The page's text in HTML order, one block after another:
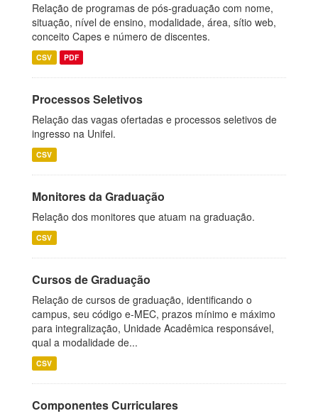
Relação de programas de pós-graduação com nome,
situação, nível de ensino, modalidade, área, sítio web,
conceito Capes e número de discentes.
CSV PDF
Processos Seletivos
Relação das vagas ofertadas e processos seletivos de
ingresso na Unifei.
CSV
Monitores da Graduação
Relação dos monitores que atuam na graduação.
CSV
Cursos de Graduação
Relação de cursos de graduação, identificando o
campus, seu código e-MEC, prazos mínimo e máximo
para integralização, Unidade Acadêmica responsável,
qual a modalidade de...
CSV
Componentes Curriculares